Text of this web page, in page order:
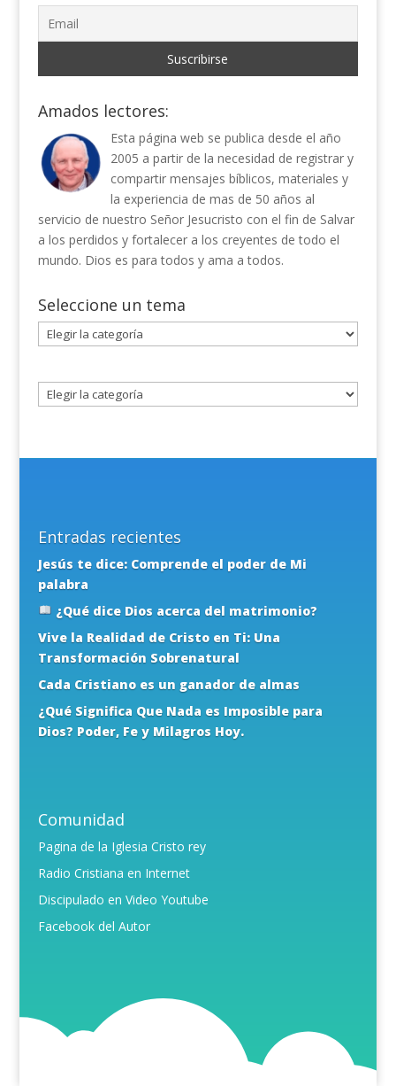
Amados lectores:
Esta página web se publica desde el año
2005 a partir de la necesidad de registrar y
compartir mensajes bíblicos, materiales y
la experiencia de mas de 50 años al
servicio de nuestro Señor Jesucristo con el fin de Salvar
a los perdidos y fortalecer a los creyentes de todo el
mundo. Dios es para todos y ama a todos.
Seleccione un tema
Seleccione
un
Entradas recientes
Jesús te dice: Comprende el poder de Mi
palabra
¿Qué dice Dios acerca del matrimonio?
Vive la Realidad de Cristo en Ti: Una
Transformación Sobrenatural
Cada Cristiano es un ganador de almas
¿Qué Significa Que Nada es Imposible para
Dios? Poder, Fe y Milagros Hoy.
Comunidad
Pagina de la Iglesia Cristo rey
Radio Cristiana en Internet
Discipulado en Video Youtube
Facebook del Autor